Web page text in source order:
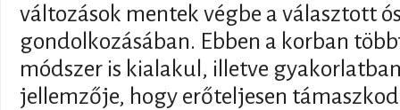
változások mentek végbe a választott
gondolkozásában. Ebben a korban
módszer is kialakul, illetve
jellemzője, hogy erőteljesen